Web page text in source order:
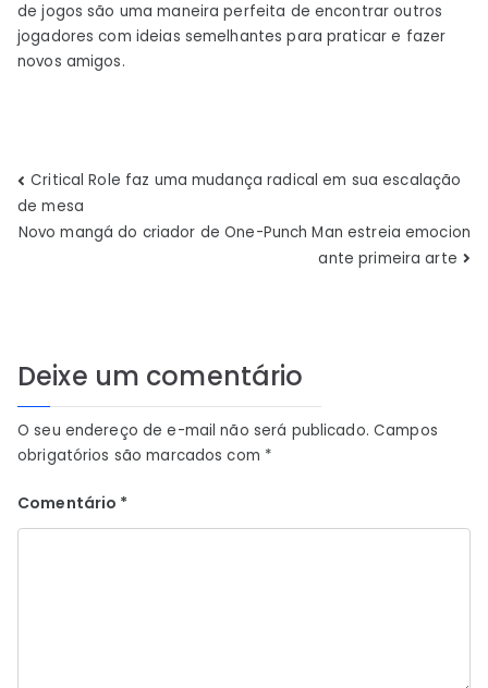
de jogos são uma maneira perfeita de encontrar outros
jogadores com ideias semelhantes para praticar e fazer
novos amigos.
Navegação
de
Critical Role faz uma mudança radical em sua escalação
de mesa
Novo mangá do criador de One-Punch Man estreia emocion
ante primeira arte
Deixe um comentário
O seu endereço de e-mail não será publicado. Campos
obrigatórios são marcados com *
Comentário *